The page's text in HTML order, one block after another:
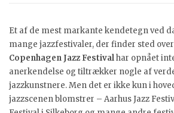
Et af de mest markante kendetegn ved
mange jazzfestivaler, der finder sted
Copenhagen Jazz Festivalhar opnået
anerkendelse og tiltrækker nogle af
jazzkunstnere. Men det er ikke kun i
jazzscenen blomstrer – Aarhus Jazz